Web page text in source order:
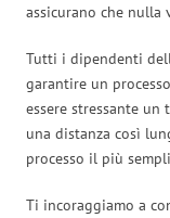
assicurano che
Tutti i dipendenti
garantire un
essere stressante
una distanza così
processo il più
Ti incoraggiamo a